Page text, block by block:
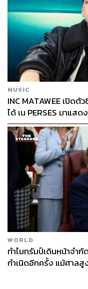
MUSIC
INC MATAWEE เปิดตั
ได้ เน PERSES มาแสด
WORLD
ทำไมทรัมป์เดินหน้าจำ
กำเนิดอีกครั้ง แม้ศาล